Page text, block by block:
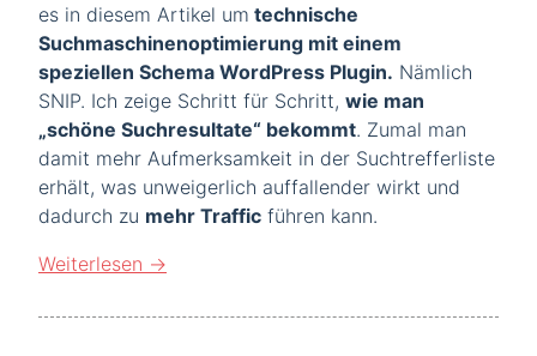
es in diesem Artikel um technische
Suchmaschinenoptimierung mit einem
speziellen Schema WordPress Plugin. Nämlich
SNIP. Ich zeige Schritt für Schritt, wie man
„schöne Suchresultate“ bekommt. Zumal man
damit mehr Aufmerksamkeit in der Suchtrefferliste
erhält, was unweigerlich auffallender wirkt und
dadurch zu mehr Traffic führen kann.
Weiterlesen →